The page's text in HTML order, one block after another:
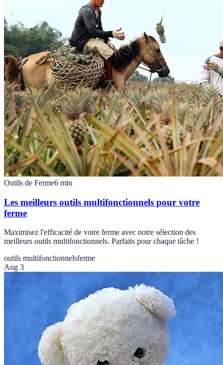
Outils de Ferme6 min
Les meilleurs outils multifonctionnels pour votre
ferme
Maximisez l'efficacité de votre ferme avec notre sélection des
meilleurs outils multifonctionnels. Parfaits pour chaque tâche !
outils multifonctionnelsferme
Aug 3